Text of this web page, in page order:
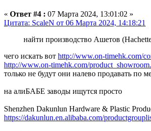
« Ответ #4 : 07 Марта 2024, 13:01:02 »
Цитата: ScaleN от 06 Марта 2024, 14:18:21
найти производство Ашетов
чего искать вот http://www.on-timehk.com/
http://www.on-timehk.com/
только не будут они налево продавать по
на алиБАБЕ заводы ищутся просто
Shenzhen Dakunlun Hardware & Plastic
https://dakunlun.en.alibaba.com/